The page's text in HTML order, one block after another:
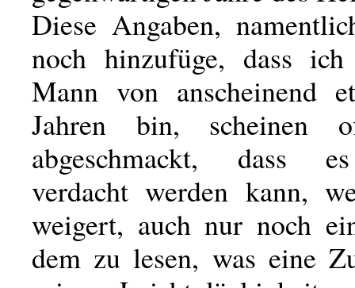
Diese Angaben,
noch hinzufüge, dass
Mann von anscheinend
Jahren bin, scheinen
abgeschmackt, dass
verdacht werden kann,
weigert, auch nur noch
dem zu lesen, was eine